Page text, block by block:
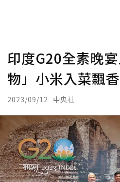
印度G20全素晚
物」小米入菜飄香
2023/09/12 中央社